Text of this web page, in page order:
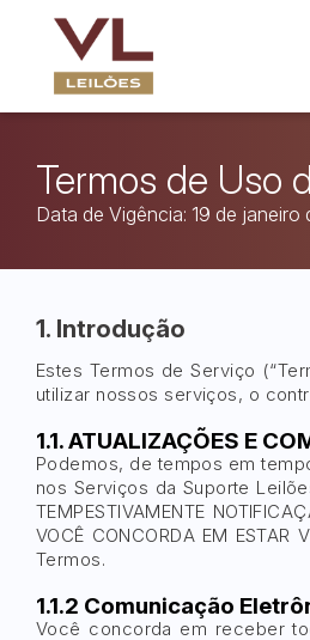
Busca por palavra-chave
Termos de Uso
Data de Vigência: 19 de janeiro
1. Introdução
Estes Termos de Serviço
utilizar nossos serviços, o
1.1. ATUALIZAÇÕES E
Podemos, de tempos em
nos Serviços da Suporte
TEMPESTIVAMENTE
VOCÊ CONCORDA EM
Termos.
1.1.2 Comunicação
Você concorda em receber